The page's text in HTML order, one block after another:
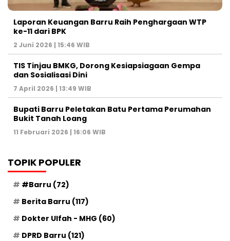
Laporan Keuangan Barru Raih Penghargaan WTP
ke-11 dari BPK
2 Juni 2026 | 15:46 WIB
TIS Tinjau BMKG, Dorong Kesiapsiagaan Gempa
dan Sosialisasi Dini
7 April 2026 | 13:49 WIB
Bupati Barru Peletakan Batu Pertama Perumahan
Bukit Tanah Loang
11 Februari 2026 | 16:06 WIB
TOPIK POPULER
#Barru (72)
Berita Barru (117)
Dokter Ulfah - MHG (60)
DPRD Barru (121)